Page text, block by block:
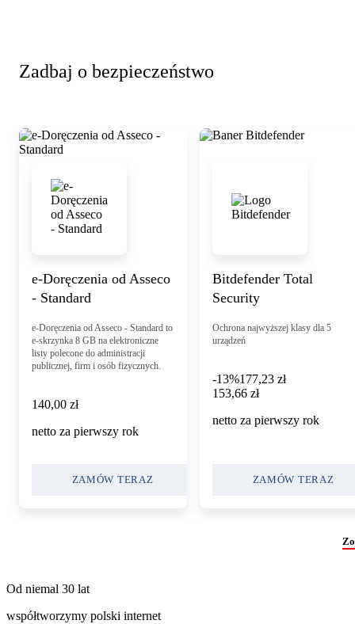
Zadbaj o bezpieczeństwo
e-Doręczenia od Asseco
- Standard
e-Doręczenia od Asseco - Standard to
e-skrzynka 8 GB na elektroniczne
listy polecone do administracji
publicznej, firm i osób fizycznych.
140,00 zł
140,00 zł
netto za pierwszy rok
ZAMÓW TERAZ
Zobacz szczegóły
Bitdefender Total
Security
Ochrona najwyższej klasy dla 5
urządzeń
-13%177,23 zł
153,66 zł
153,66 zł
netto za pierwszy rok
ZAMÓW TERAZ
Od niemal 30 lat
współtworzymy polski internet